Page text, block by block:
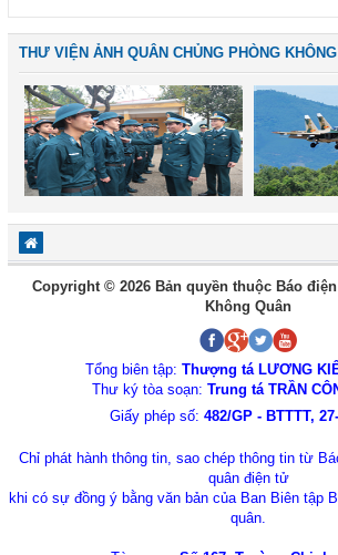
THƯ VIỆN ẢNH QUÂN CHỦNG PHÒNG
Copyright © 2026 Bản quyền thuộc Báo
Không Quân
Tổng biên tập: Thượng tá LƯƠNG
Thư ký tòa soạn: Trung tá TRẦN
Giấy phép số: 482/GP - BTTTT,
Chỉ phát hành thông tin, sao chép thông tin từ
quân điện tử
khi có sự đồng ý bằng văn bản của Ban Biên tập
quân.